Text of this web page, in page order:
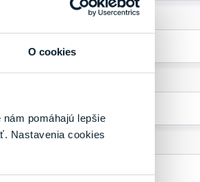
O cookies
pomáhajú lepšie
Nastavenia cookies
E-MAIL:
SPRÁVA: